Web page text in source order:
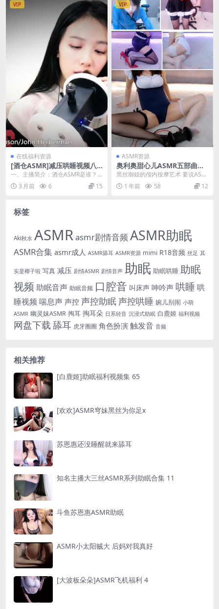
VIP
在线福利资源
[酒仓ASMR]减压哄睡视频八
部 5
一、主播简介：酒仓ASMR是谁？
酒仓ASMR这名字一听就挺有味
道，像是个专门为...
3 月前 6 15
VIP
ASMR资源
奥利奥甜心儿ASMR五部曲：
黑丝御姐助眠音效+沉浸触发
黑丝御姐的颅内按摩艺术 要说ASM
R圈里最会玩声音美学的宝藏主播，
奥利奥甜心儿绝...
1 年前 58 12
标签
Aki秋水 ASMRasmr剧情音频 ASMR助眠
ASMR合集 asmr成人 ASMR舔耳 ASMR资源 mimi R18音频 丝足 其
实是椰子啦 写真 减压 剧情ASMR 剧情音声 助眠 助眠哄睡 助眠
视频 助眠音声 助眠音频 口腔音 叫床声 呻吟声 哄睡 哄
睡视频 喘息声声控 声控助眠 声控哄睡 婉儿别闹 小萌
ASMR 幽灵妹ASMR 掏耳 掏耳朵 日系轻音 沉浸式助眠 白鹿姬 福利视频
网盘下载舔耳 虎牙圈圈 角色扮演 触发音 音频
相关推荐
[白鹿姬]助眠福利视频集 65
[欢欢]ASMR穹妹黑丝为你足x
苏恩惠还没睡醒就来舔耳
知名主播大三丝ASMR系列助眠合集 11
斗鱼苏恩惠ASMR助眠
ASMR小太阳贼大 后妈对我真好
[大波板朵朵]ASMR飞机福利 4